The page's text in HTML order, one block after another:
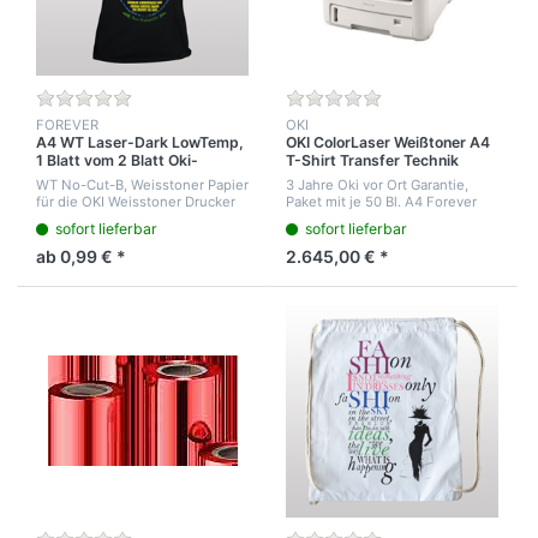
FOREVER
A4 WT Laser-Dark LowTemp,
1 Blatt vom 2 Blatt Oki-
Weißdruck System
WT No-Cut-B, Weisstoner Papier
für die OKI Weisstoner Drucker
Laser-Dark NoCut holt das Toner
Image aus dem Drucker. Grüner
Rü...
sofort lieferbar
ab 0,99 € *
OKI
OKI ColorLaser Weißtoner A4
T-Shirt Transfer Technik
Paket, Drucker ES7411 Wt mit
Transfermaterialien
3 Jahre Oki vor Ort Garantie,
Paket mit je 50 Bl. A4 Forever
50 Blatt NoCut Laser A4
Lowtemp Typ B, 100 Bl.
LaserLight...
sofort lieferbar
2.645,00 € *